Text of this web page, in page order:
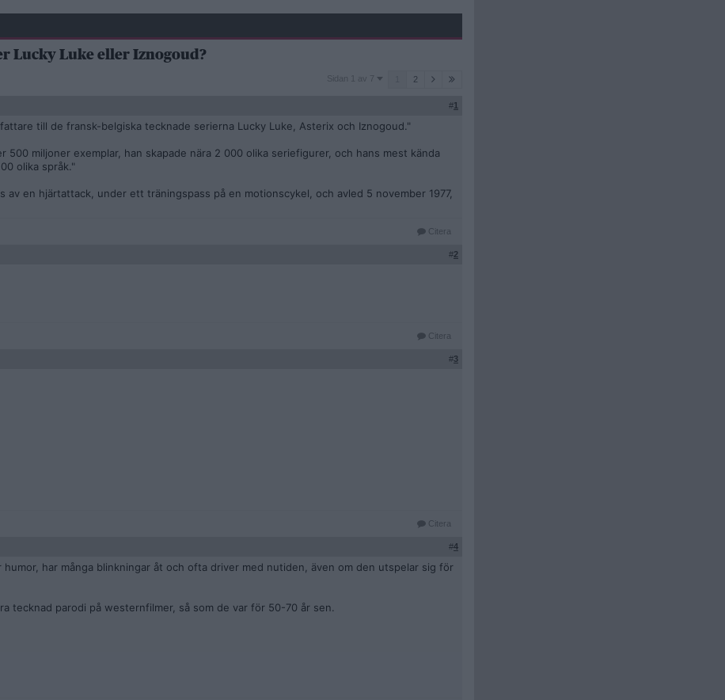
Lucky Luke eller Iznogoud?
Sidan
Sidan 1 av 7 2
#1
till de fransk-belgiska tecknade serierna Lucky Luke, Asterix och Iznogoud."
miljoner exemplar, han skapade nära 2 000 olika seriefigurer, och hans mest kända
olika språk."
av en hjärtattack, under ett träningspass på en motionscykel, och avled 5 november 1977,
Citera
#2
Citera
#3
Citera
#4
har många blinkningar åt och ofta driver med nutiden, även om den utspelar sig för
tecknad parodi på westernfilmer, så som de var för 50-70 år sen.